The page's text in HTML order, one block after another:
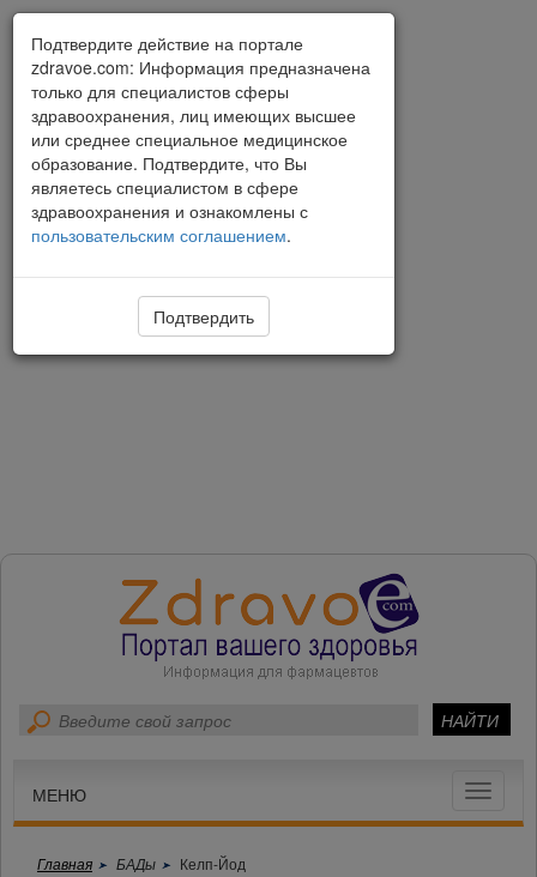
Toggle
МЕНЮ
Главная БАДы Келп-Йод
Подтвердите действие на портале
zdravoe.com: Информация предназначена
только для специалистов сферы
здравоохранения, лиц имеющих высшее
или среднее специальное медицинское
образование. Подтвердите, что Вы
являетесь специалистом в сфере
здравоохранения и ознакомлены с
пользовательским соглашением.
Подтвердить